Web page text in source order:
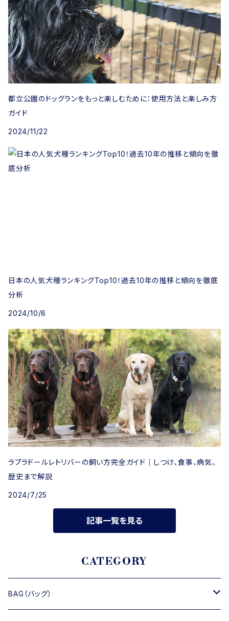
都立公園のドッグランをもっと楽しむために：使用方法と楽しみ方
ガイド
2024/11/22
日本の人気犬種ランキングTop10！過去10年の推移と傾向を徹底
分析
2024/10/8
ラブラドールレトリバーの飼い方完全ガイド｜しつけ、食事、病気、
歴史まで解説
2024/7/25
記事一覧を見る
CATEGORY
BAG（バッグ）